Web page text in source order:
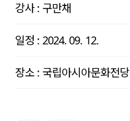
강사: 구만채
일정 : 2024. 09. 12.
장소 : 국립아시아문화전당